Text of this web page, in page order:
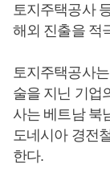
토지주택공사
해외 진출을 적
토지주택공사
술을 지닌 기업
사는 베트남 북
도네시아 경전
한다.